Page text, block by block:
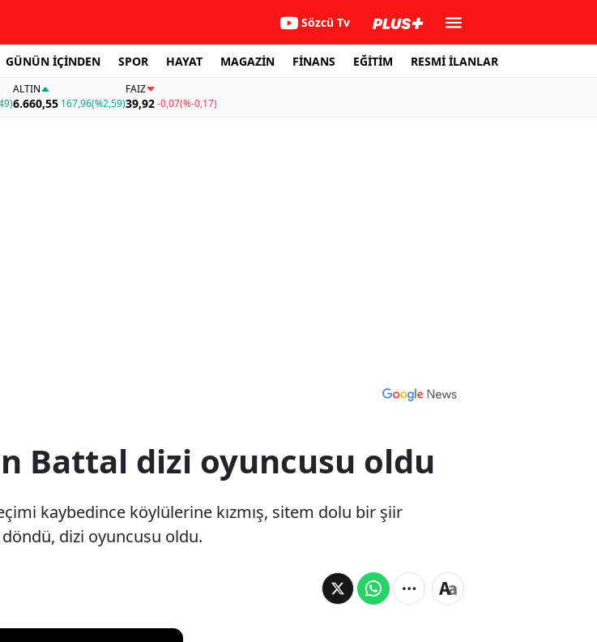
Sözcü Tv
GÜNÜN İÇİNDEN SPOR HAYAT MAGAZİN FİNANS EĞİTİM RESMİ İLANLAR
ALTIN
6.660,55 167,96(%2,59)
FAİZ
39,92-0,07(%-0,17)
Battal dizi oyuncusu oldu
kaybedince köylülerine kızmış, sitem dolu bir şiir
döndü, dizi oyuncusu oldu.